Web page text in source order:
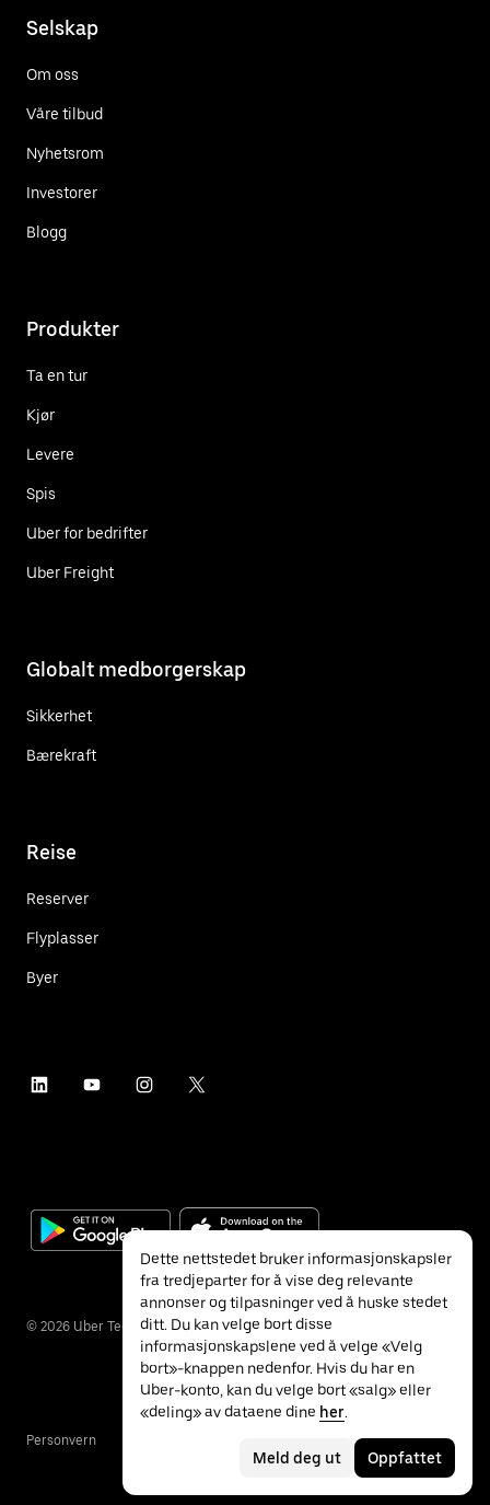
Selskap
Om oss
Våre tilbud
Nyhetsrom
Investorer
Blogg
Produkter
Ta en tur
Kjør
Levere
Spis
Uber for bedrifter
Uber Freight
Globalt medborgerskap
Sikkerhet
Bærekraft
Reise
Reserver
Flyplasser
Byer
© 2026 Uber Technologies Inc.
Personvern
Dette nettstedet bruker informasjonskapsler
fra tredjeparter for å vise deg relevante
annonser og tilpasninger ved å huske stedet
ditt. Du kan velge bort disse
informasjonskapslene ved å velge «Velg
bort»-knappen nedenfor. Hvis du har en
Uber-konto, kan du velge bort «salg» eller
«deling» av dataene dine her.
Meld deg ut Oppfattet